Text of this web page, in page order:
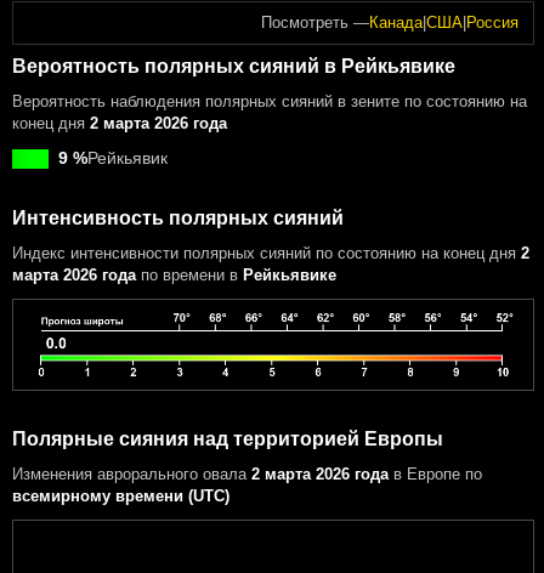
Посмотреть —Канада|США Россия
Вероятность полярных сияний в Рейкьявике
Вероятность наблюдения полярных сияний в зените по состоянию на
конец дня 2 марта 2026 года
9 %Рейкьявик
Интенсивность полярных сияний
Индекс интенсивности полярных сияний по состоянию на конец дня 2
марта 2026 годапо времени в Рейкьявике
Полярные сияния над территорией Европы
Изменения аврорального овала 2 марта 2026 годав Европе по
всемирному времени (UTC)